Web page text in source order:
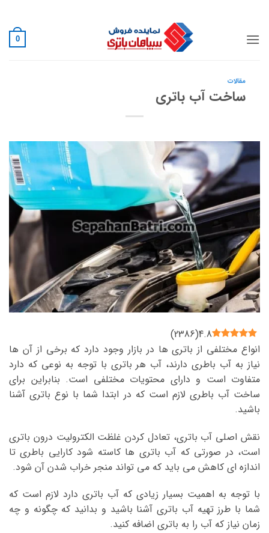
content
0
مقالات
ساخت آب باتری
4.8
(
2386
)
انواع مختلفی از باتری ها در بازار وجود دارد که برخی از آن ها
نیاز به آب باطری دارند، آب هر باتری با توجه به نوعی که دارد
متفاوت است و دارای محتویات مختلفی است. بنابراین برای
ساخت آب باطری لازم است که در ابتدا شما با نوع باتری آشنا
باشید.
نقش اصلی آب باتری، تعادل کردن غلظت الکترولیت درون باتری
است، در صورتی که آب باتری ها کاسته شود کارایی باطری تا
اندازه ای کاهش می باید که می تواند منجر خراب شدن آن شود.
با توجه به اهمیت بسیار زیادی که آب باتری دارد لازم است که
شما با طرز تهیه آب باتری آشنا باشید و بدانید که چگونه و چه
زمان نیاز که آب را به باتری اضافه کنید.